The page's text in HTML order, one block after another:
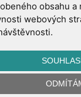
obsahu a
webových
příspěvková
01 Valašské Meziříčí
kraje. Telefon: